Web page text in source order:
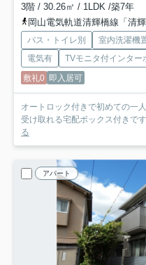
3階 / 30.26㎡ / 1LDK /築7年
岡山電気軌道清輝橋線「清
バス・トイレ別 室内洗濯機
電気有
TVモニタ付インター
敷礼0 即入居可
オートロック付きで初めての一
受け取れる宅配ボックス付きで
る
アパート